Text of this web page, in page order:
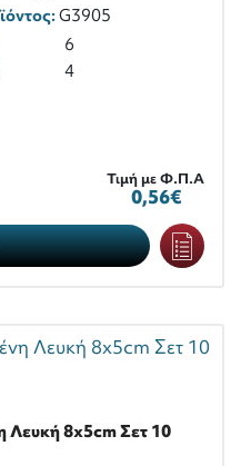
G3905
6
4
Τιμή με Φ.Π.Α
0,56€
Λευκή 8x5cm Σετ 10